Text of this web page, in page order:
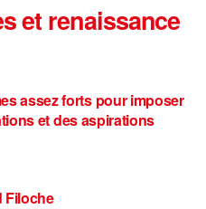
et renaissance
assez forts pour imposer
et des aspirations
Filoche